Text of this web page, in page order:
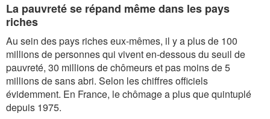
La pauvreté se répand même dans les pays
riches
Au sein des pays riches eux-mêmes, il y a plus de 100
millions de personnes qui vivent en-dessous du seuil de
pauvreté, 30 millions de chômeurs et pas moins de 5
millions de sans abri. Selon les chiffres officiels
évidemment. En France, le chômage a plus que quintuplé
depuis 1975.